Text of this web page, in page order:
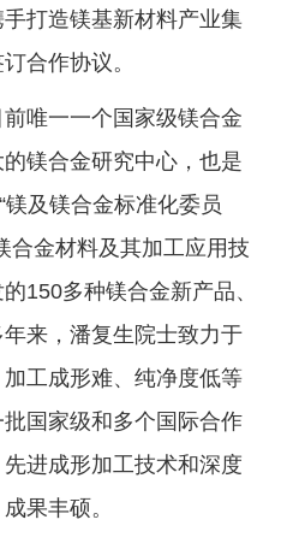
打造镁基新材料产业集
合作协议。
唯一一个国家级镁合金
镁合金研究中心，也是
及镁合金标准化委员
合金材料及其加工应用技
150多种镁合金新产品、
来，潘复生院士致力于
工成形难、纯净度低等
国家级和多个国际合作
进成形加工技术和深度
果丰硕。